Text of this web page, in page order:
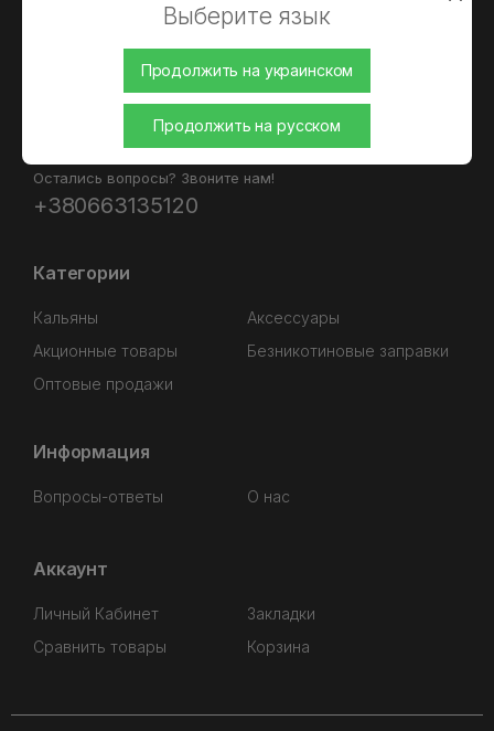
Выберите язык
Продолжить на украинском
Продолжить на русском
Интернет-магазин кальянов и аксесуаров Приходите!
Мы Вам всегда рады!
Остались вопросы? Звоните нам!
+380663135120
Категории
Кальяны
Аксессуары
Акционные товары
Безникотиновые заправки
Оптовые продажи
Информация
Вопросы-ответы О нас
Аккаунт
Личный Кабинет
Закладки
Сравнить товары
Корзина